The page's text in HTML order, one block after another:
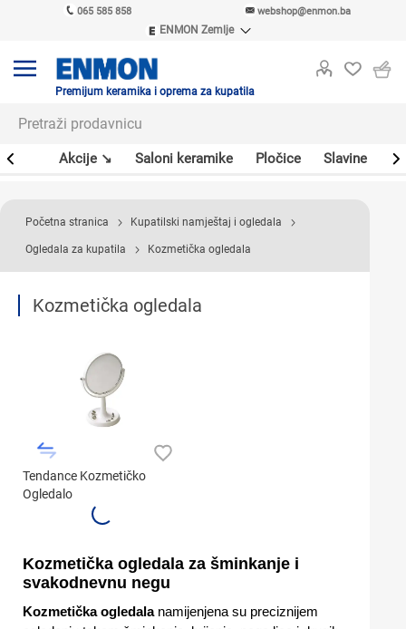
065 585 858 webshop@enmon.ba
ENMON Zemlje
ENMON MKD
Premijum keramika i oprema za kupatila
Akcije ↘ Saloni keramike Pločice Slavine
Početna stranica Kupatilski namještaj i ogledala
Ogledala za kupatila Kozmetička ogledala
Kozmetička ogledala
Tendance Kozmetičko
Ogledalo
Kozmetička ogledala za šminkanje i
svakodnevnu negu
Kozmetička ogledalanamijenjena su preciznijem